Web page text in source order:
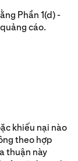
Phần 1(d) -
cáo.
khiếu nại nào
theo hợp
thuận này